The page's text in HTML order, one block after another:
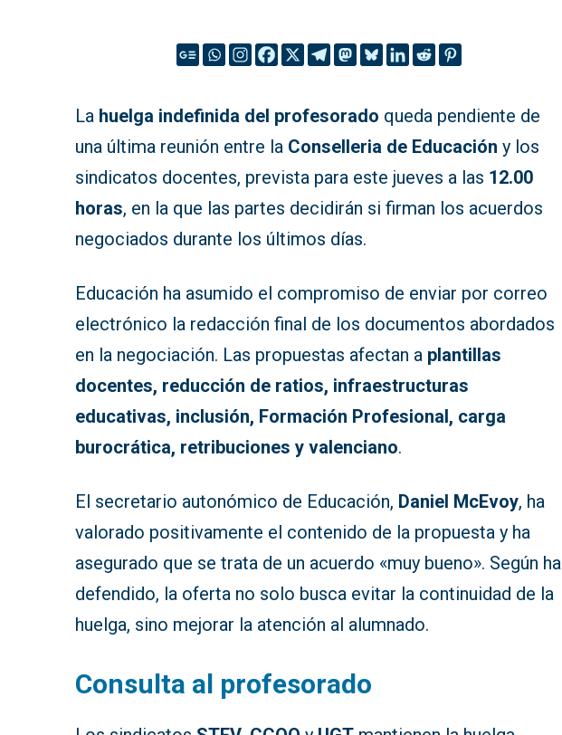
La huelga indefinida del profesorado queda pendiente de
una última reunión entre la Conselleria de Educación y los
sindicatos docentes, prevista para este jueves a las 12.00
horas, en la que las partes decidirán si firman los acuerdos
negociados durante los últimos días.
Educación ha asumido el compromiso de enviar por correo
electrónico la redacción final de los documentos abordados
en la negociación. Las propuestas afectan a plantillas
docentes, reducción de ratios, infraestructuras
educativas, inclusión, Formación Profesional, carga
burocrática, retribuciones y valenciano.
El secretario autonómico de Educación, Daniel McEvoy, ha
valorado positivamente el contenido de la propuesta y ha
asegurado que se trata de un acuerdo «muy bueno». Según ha
defendido, la oferta no solo busca evitar la continuidad de la
huelga, sino mejorar la atención al alumnado.
Consulta al profesorado